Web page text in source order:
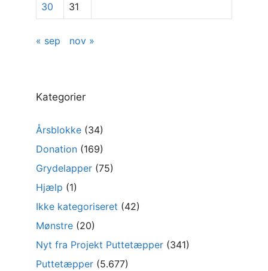
30 31
« sep nov »
Kategorier
Årsblokke (34)
Donation (169)
Grydelapper (75)
Hjælp (1)
Ikke kategoriseret (42)
Mønstre (20)
Nyt fra Projekt Puttetæpper (341)
Puttetæpper (5.677)